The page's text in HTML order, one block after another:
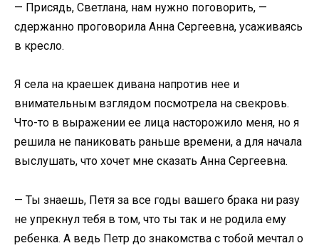
— Присядь, Светлана, нам нужно поговорить, —
сдержанно проговорила Анна Сергеевна, усаживаясь
в кресло.
Я села на краешек дивана напротив нее и
внимательным взглядом посмотрела на свекровь.
Что-то в выражении ее лица насторожило меня, но я
решила не паниковать раньше времени, а для начала
выслушать, что хочет мне сказать Анна Сергеевна.
— Ты знаешь, Петя за все годы вашего брака ни разу
не упрекнул тебя в том, что ты так и не родила ему
ребенка. А ведь Петр до знакомства с тобой мечтал о